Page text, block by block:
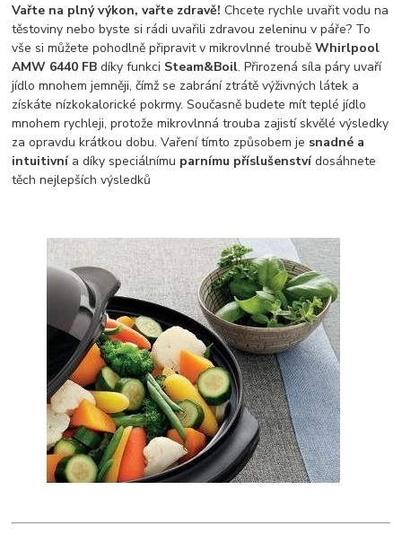
Vařte na plný výkon, vařte zdravě!Chcete rychle uvařit vodu na
těstoviny nebo byste si rádi uvařili zdravou zeleninu v páře? To
vše si můžete pohodlně připravit v mikrovlnné trouběWhirlpool
AMW 6440 FBdíky funkci Steam&Boil. Přirozená síla páry uvaří
jídlo mnohem jemněji, čímž se zabrání ztrátě výživných látek a
získáte nízkokalorické pokrmy. Současně budete mít teplé jídlo
mnohem rychleji, protože mikrovlnná trouba zajistí skvělé výsledky
za opravdu krátkou dobu. Vaření tímto způsobem je snadné a
intuitivnía díky speciálnímu parnímu příslušenstvídosáhnete
těch nejlepších výsledků